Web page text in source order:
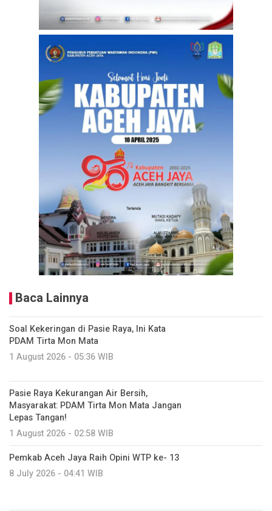
Baca Lainnya
Soal Kekeringan di Pasie Raya, Ini Kata
PDAM Tirta Mon Mata
1 August 2026 - 05:36 WIB
Pasie Raya Kekurangan Air Bersih,
Masyarakat: PDAM Tirta Mon Mata Jangan
Lepas Tangan!
1 August 2026 - 02:58 WIB
Pemkab Aceh Jaya Raih Opini WTP ke- 13
8 July 2026 - 04:41 WIB